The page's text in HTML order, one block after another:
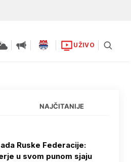
UŽIVO
NAJČITANIJE
Ruske Federacije:
u svom punom sjaju